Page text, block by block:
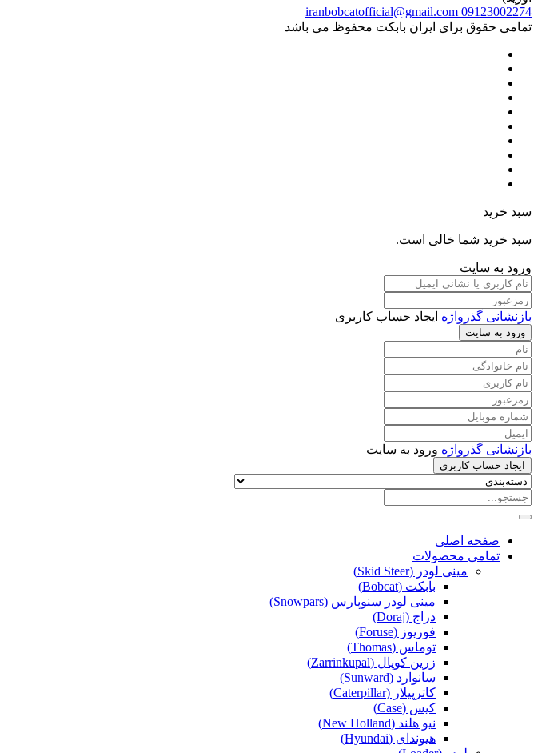
09123002274
iranbobcatofficial@gmail.com
تمامی حقوق برای ایران بابکت محفوظ می باشد
سبد خرید
سبد خرید شما خالی است.
ورود به سایت
بازنشانی گذرواژه ایجاد حساب کاربری
ورود به سایت
بازنشانی گذرواژه ورود به سایت
ایجاد حساب کاربری
صفحه اصلی
تمامی محصولات
مینی لودر (Skid Steer)
بابکت (Bobcat)
مینی لودر سنوپارس (Snowpars)
دراج (Doraj)
فوریوز (Foruse)
توماس (Thomas)
زرین کوپال (Zarrinkupal)
سانوارد (Sunward)
کاترپیلار (Caterpillar)
کیس (Case)
نیو هلند (New Holland)
هیوندای (Hyundai)